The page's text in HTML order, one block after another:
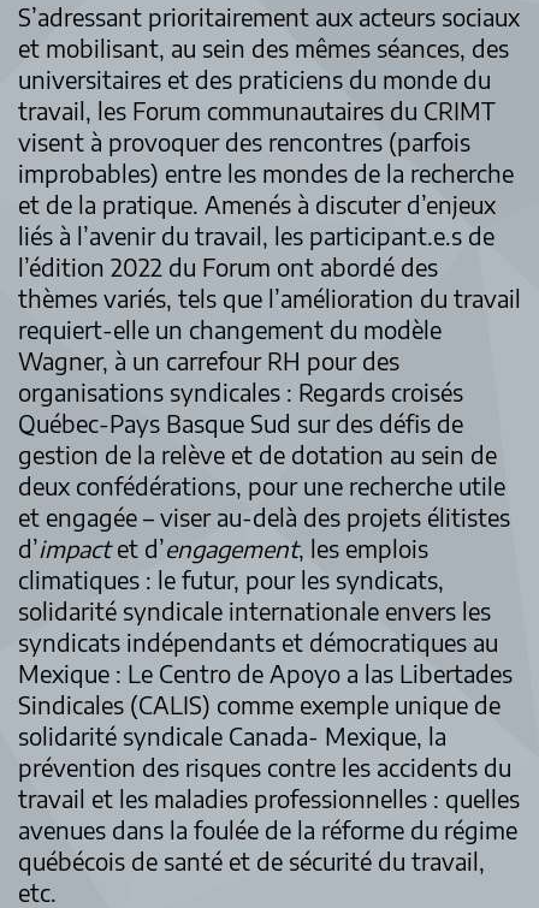
S’adressant prioritairement aux acteurs sociaux
et mobilisant, au sein des mêmes séances, des
universitaires et des praticiens du monde du
travail, les Forum communautaires du CRIMT
visent à provoquer des rencontres (parfois
improbables) entre les mondes de la recherche
et de la pratique. Amenés à discuter d’enjeux
liés à l’avenir du travail, les participant.e.s de
l’édition 2022 du Forum ont abordé des
thèmes variés, tels que l’amélioration du travail
requiert-elle un changement du modèle
Wagner, à un carrefour RH pour des
organisations syndicales : Regards croisés
Québec-Pays Basque Sud sur des défis de
gestion de la relève et de dotation au sein de
deux confédérations, pour une recherche utile
et engagée – viser au-delà des projets élitistes
d’impactet d’engagement, les emplois
climatiques : le futur, pour les syndicats,
solidarité syndicale internationale envers les
syndicats indépendants et démocratiques au
Mexique : Le Centro de Apoyo a las Libertades
Sindicales (CALIS) comme exemple unique de
solidarité syndicale Canada- Mexique, la
prévention des risques contre les accidents du
travail et les maladies professionnelles : quelles
avenues dans la foulée de la réforme du régime
québécois de santé et de sécurité du travail,
etc.